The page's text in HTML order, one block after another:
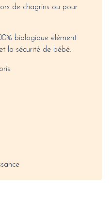
de chagrins ou pour
biologique élément
la sécurité de bébé.